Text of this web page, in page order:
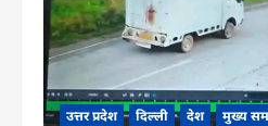
उत्तर प्रदेश दिल्ली देश मुख्य